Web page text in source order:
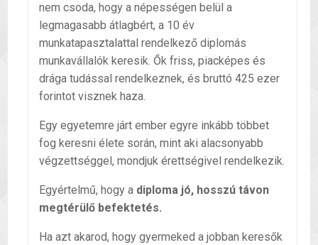
nem csoda, hogy a népességen belül a
legmagasabb átlagbért, a 10 év
munkatapasztalattal rendelkező diplomás
munkavállalók keresik. Ők friss, piacképes és
drága tudással rendelkeznek, és bruttó 425 ezer
forintot visznek haza.
Egy egyetemre járt ember egyre inkább többet
fog keresni élete során, mint aki alacsonyabb
végzettséggel, mondjuk érettségivel rendelkezik.
Egyértelmű, hogy a diploma jó, hosszú távon
megtérülő befektetés.
Ha azt akarod, hogy gyermeked a jobban keresők